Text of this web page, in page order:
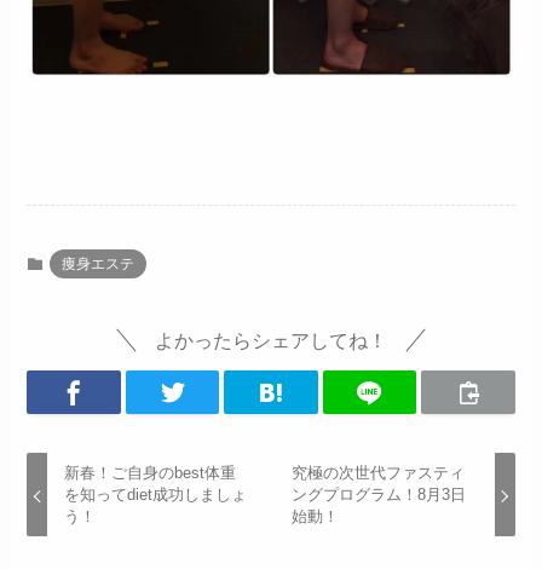
痩身エステ
よかったらシェアしてね！
新春！ご自身のbest体重
を知ってdiet成功しましょ
う！
究極の次世代ファスティ
ングプログラム！8月3日
始動！